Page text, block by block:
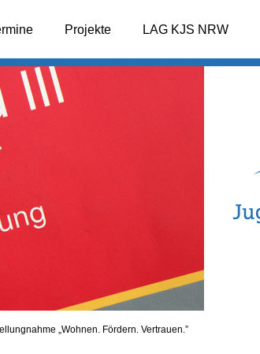
Projekte LAG KJS NRW
„Woh­nen. För­dern. Ver­trau­en.”